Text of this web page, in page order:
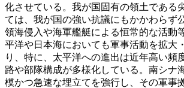
化させている。我が国固有の領土である
ては、我が国の強い抗議にもかかわらず
領海侵入や海軍艦艇による恒常的な活動
平洋や日本海においても軍事活動を拡大
り、特に、太平洋への進出は近年高い頻
路や部隊構成が多様化している。南シナ
模かつ急速な埋立てを強行し、その軍事